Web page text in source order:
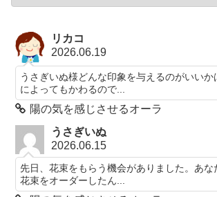
リカコ
2026.06.19
うさぎいぬ様どんな印象を与えるのがいい
によってもかわるので...
陽の気を感じさせるオーラ
うさぎいぬ
2026.06.15
先日、花束をもらう機会がありました。あな
花束をオーダーしたん...